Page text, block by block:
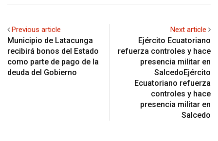
Previous article
Municipio de Latacunga
recibirá bonos del Estado
como parte de pago de la
deuda del Gobierno
Next article
Ejército Ecuatoriano
refuerza controles y hace
presencia militar en
SalcedoEjército
Ecuatoriano refuerza
controles y hace
presencia militar en
Salcedo